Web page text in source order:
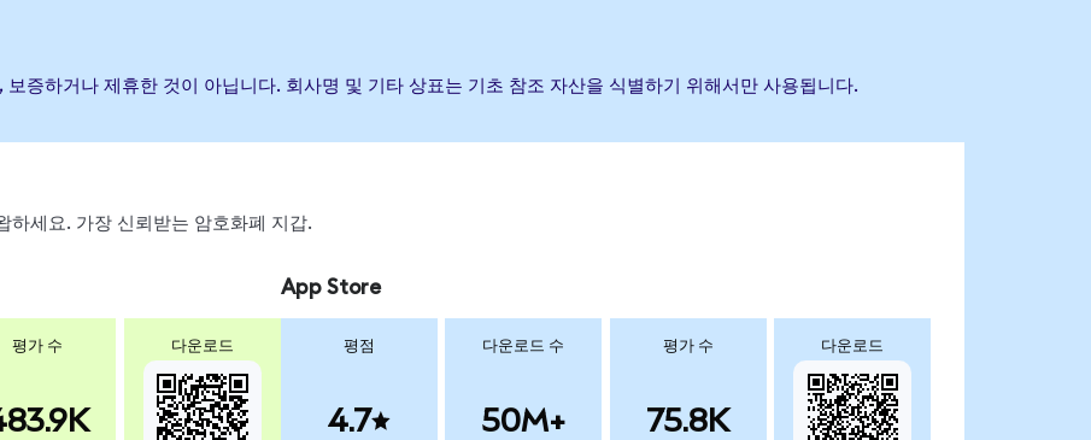
증하거나 제휴한 것이 아닙니다. 회사명 및 기타 상표는 기초 참조 자산을 식별하기 위해서만 사용됩니다.
세요. 가장 신뢰받는 암호화폐 지갑.
평가 수 다운로드
App Store
평점
4.7
다운로드 수
50M+
평가 수
75.8K
다운로드